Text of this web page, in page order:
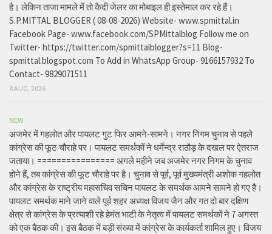
है। लेकिन ताजा मामले में तो कैदी जेलर का मोबाइल ही इस्तेमाल कर रहे हैं।
S.P.MITTAL BLOGGER ( 08-08-2026) Website- www.spmittal.in
Facebook Page- www.facebook.com/SPMittalblog Follow me on
Twitter- https://twitter.com/spmittalblogger?s=11 Blog-
spmittal.blogspot.com To Add in WhatsApp Group- 9166157932 To
Contact- 9829071511
8 AUG, 2026
NEW
अजमेर में गहलोत और पायलट गुट फिर आमने-सामने। नगर निगम चुनाव से पहले
कांग्रेस की फूट चौराहे पर। पायलट समर्थकों ने धर्मेन्द्र राठौड़ के दखल पर ऐतराज
जताया। ================ अगले महीने जब अजमेर नगर निगम के चुनाव
होने हैं, तब कांग्रेस की फूट चौराहे पर है। चुनाव से पूर्व, पूर्व मुख्यमंत्री अशोक गहलोत
और कांग्रेस के राष्ट्रीय महासचिव सचिन पायलट के समर्थक आमने सामने हो गए है।
पायलट समर्थक माने जाने वाले पूर्व शहर अध्यक्ष विजय जैन और गत दो बार दक्षिण
क्षेत्र से कांग्रेस के प्रत्याशी रहे हेमंत भाटी के नेतृत्व में पायलट समर्थकों ने 7 अगस्त
को एक बैठक की। इस बैठक में बड़ी संख्या में कांग्रेस के कार्यकर्ता शामिल हुए। विजय